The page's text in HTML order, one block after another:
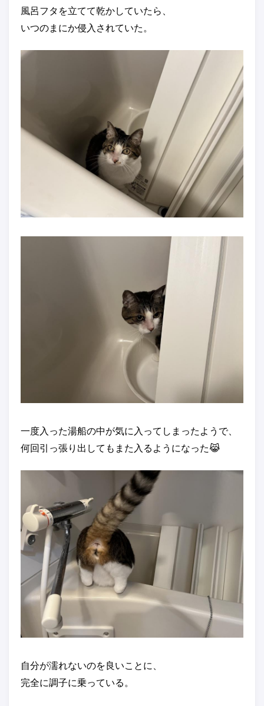
風呂フタを立てて乾かしていたら、
いつのまにか侵入されていた。
一度入った湯船の中が気に入ってしまったようで、
何回引っ張り出してもまた入るようになった😹
自分が濡れないのを良いことに、
完全に調子に乗っている。